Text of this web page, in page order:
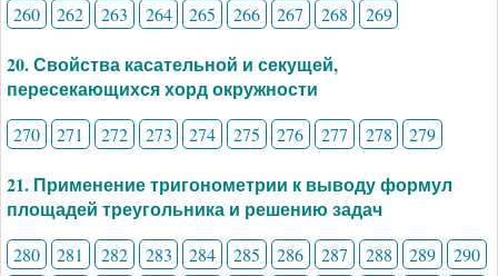
260 262 263 264 265 266 267 268 269
20. Свойства касательной и секущей,
пересекающихся хорд окружности
270 271 272 273 274 275 276 277 278 279
21. Применение тригонометрии к выводу формул
площадей треугольника и решению задач
280 281 282 283 284 285 286 287 288 289
290